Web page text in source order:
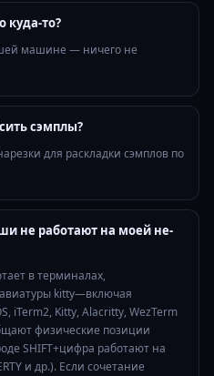
куда-то?
машине — ничего не
сэмплы?
для раскладки сэмплов по
не работают на моей не-
в терминалах,
kitty—включая
iTerm2, Kitty, Alacritty, WezTerm
физические позиции
SHIFT+цифра работают на
и др.). Если сочетание